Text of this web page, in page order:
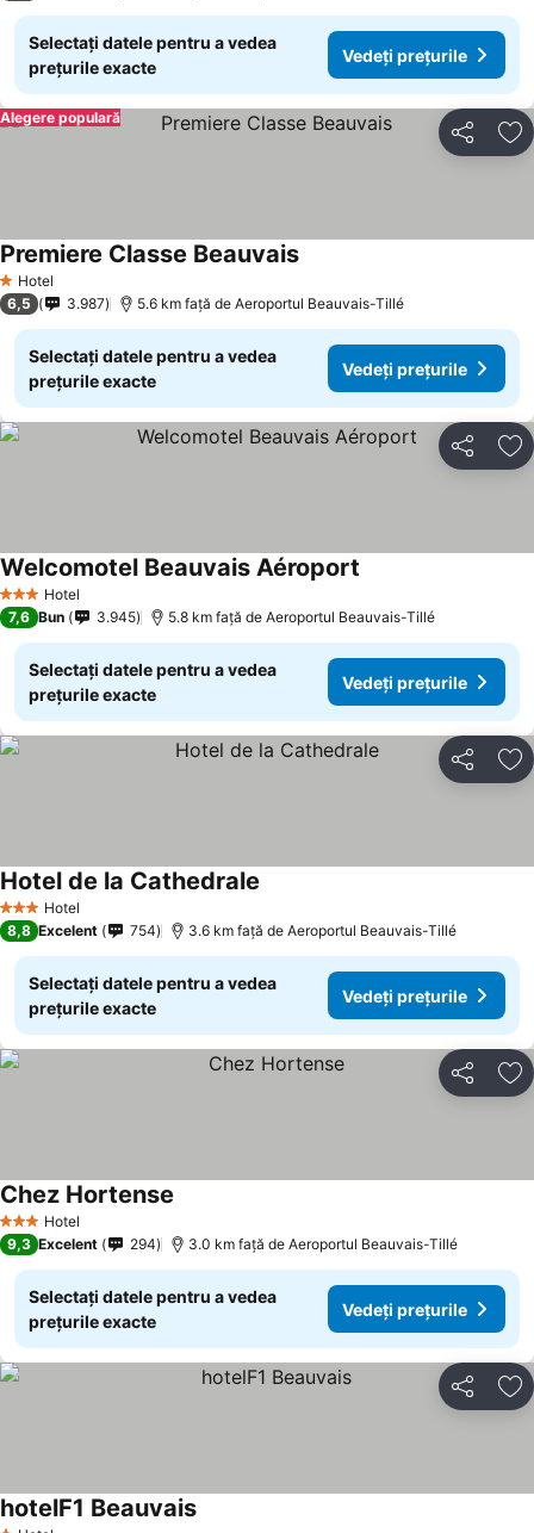
Selectați datele pentru a vedea
prețurile exacte
Vedeți prețurile
Distribuiți
Alegere populară
1 Stele
Hotel
Premiere Classe Beauvais
6,5 3.987 5.6 km faţă de Aeroportul Beauvais-Tillé
Selectați datele pentru a vedea
prețurile exacte
Vedeți prețurile
Distribuiți
3 SteleHotel
Welcomotel Beauvais Aéroport
7,6 Bun 3.945 5.8 km faţă de Aeroportul Beauvais-Tillé
Selectați datele pentru a vedea
prețurile exacte
Vedeți prețurile
Distribuiți
3 SteleHotel
Hotel de la Cathedrale
8,8 Excelent 754 3.6 km faţă de Aeroportul Beauvais-Tillé
Selectați datele pentru a vedea
prețurile exacte
Vedeți prețurile
Distribuiți
3 SteleHotel
Chez Hortense
9,3 Excelent 294 3.0 km faţă de Aeroportul Beauvais-Tillé
Selectați datele pentru a vedea
prețurile exacte
Vedeți prețurile
Distribuiți
hotelF1 Beauvais